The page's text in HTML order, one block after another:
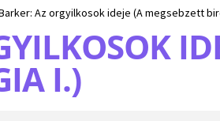
Az orgyilkosok ideje (A megsebzett
I.)